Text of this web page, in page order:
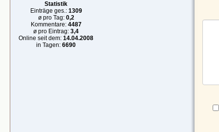
Statistik
Einträge ges.: 1309
ø pro Tag: 0,2
Kommentare: 4487
ø pro Eintrag:3,4
Online seit dem:14.04.2008
in Tagen:6690